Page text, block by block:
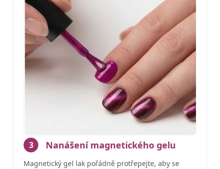
3 Nanášení magnetického gelu
Magnetický gel lak pořádně protřepejte, aby se